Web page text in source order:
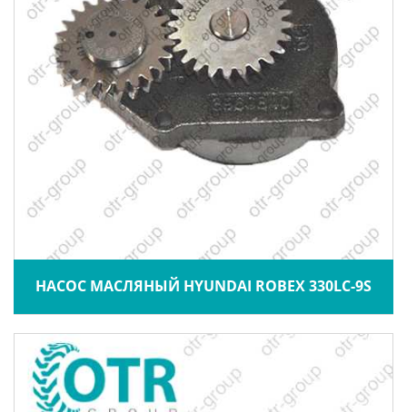
НАСОС МАСЛЯНЫЙ HYUNDAI ROBEX 330LC-9S